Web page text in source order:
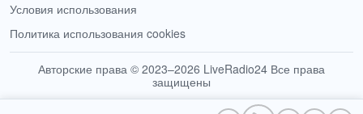
Условия использования
Политика использования cookies
Авторские права © 2023–2026 LiveRadio24 Все права
защищены